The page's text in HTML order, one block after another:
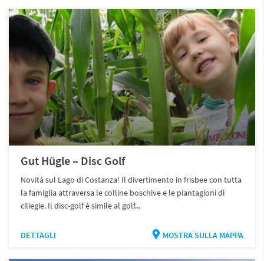
Gut Hügle – Disc Golf
Novità sul Lago di Costanza! Il divertimento in frisbee con tutta
la famiglia attraversa le colline boschive e le piantagioni di
ciliegie. Il disc-golf è simile al golf...
DETTAGLI MOSTRA SULLA MAPPA